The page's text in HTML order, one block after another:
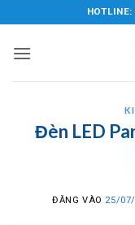
qua
nội
Đèn LED
ĐĂNG VÀO 25/